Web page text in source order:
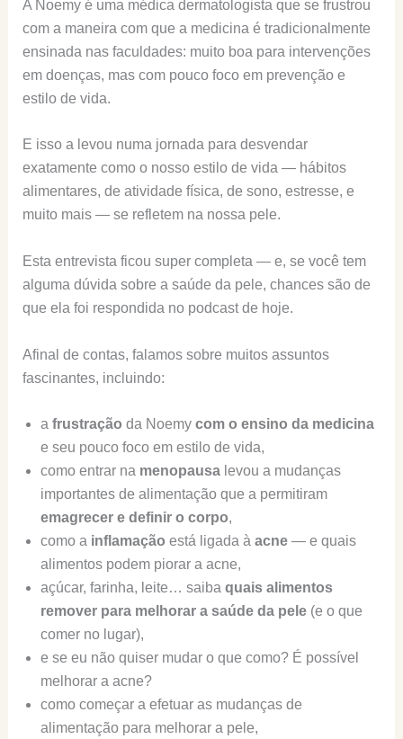
A Noemy é uma médica dermatologista que se frustrou
com a maneira com que a medicina é tradicionalmente
ensinada nas faculdades: muito boa para intervenções
em doenças, mas com pouco foco em prevenção e
estilo de vida.
E isso a levou numa jornada para desvendar
exatamente como o nosso estilo de vida — hábitos
alimentares, de atividade física, de sono, estresse, e
muito mais — se refletem na nossa pele.
Esta entrevista ficou super completa — e, se você tem
alguma dúvida sobre a saúde da pele, chances são de
que ela foi respondida no podcast de hoje.
Afinal de contas, falamos sobre muitos assuntos
fascinantes, incluindo:
a frustração da Noemy com o ensino da medicina
e seu pouco foco em estilo de vida,
como entrar na menopausalevou a mudanças
importantes de alimentação que a permitiram
emagrecer e definir o corpo,
como a inflamação está ligada à acne— e quais
alimentos podem piorar a acne,
açúcar, farinha, leite… saiba quais alimentos
remover para melhorar a saúde da pele(e o que
comer no lugar),
e se eu não quiser mudar o que como? É possível
melhorar a acne?
como começar a efetuar as mudanças de
alimentação para melhorar a pele,